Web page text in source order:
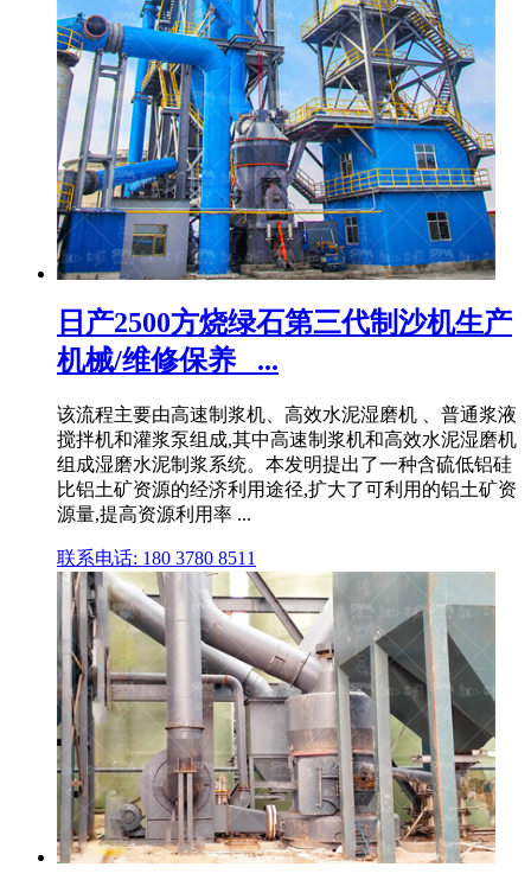
日产2500方烧绿石第三代制沙机生产
机械/维修保养_ ...
该流程主要由高速制浆机、高效水泥湿磨机 、普通浆液
搅拌机和灌浆泵组成,其中高速制浆机和高效水泥湿磨机
组成湿磨水泥制浆系统。本发明提出了一种含硫低铝硅
比铝土矿资源的经济利用途径,扩大了可利用的铝土矿资
源量,提高资源利用率 ...
联系电话: 180 3780 8511